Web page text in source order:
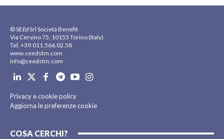
© SEEdSrl Società Benefit
Via Cervino 75, 10155 Torino (Italy)
Tel. +39.011.566.02.58
www.seedstm.com
info@seedstm.com
Privacy e cookie policy
Aggiorna le preferenze cookie
COSA CERCHI?